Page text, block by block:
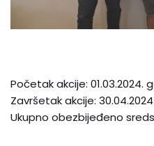
Početak akcije: 01.03.2024.
Završetak akcije:
Ukupno obezbijeđeno